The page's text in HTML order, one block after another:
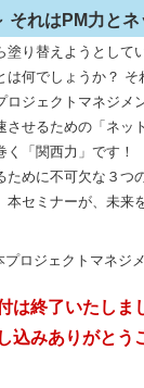
れはPM力とネ
り替えようとして
何でしょうか？ そ
ジェクトマネジメン
せるための「ネット
「関西力」です！
めに不可欠な３つ
セミナーが、未来
プロジェクトマ
は終了いたしま
込みありがとう